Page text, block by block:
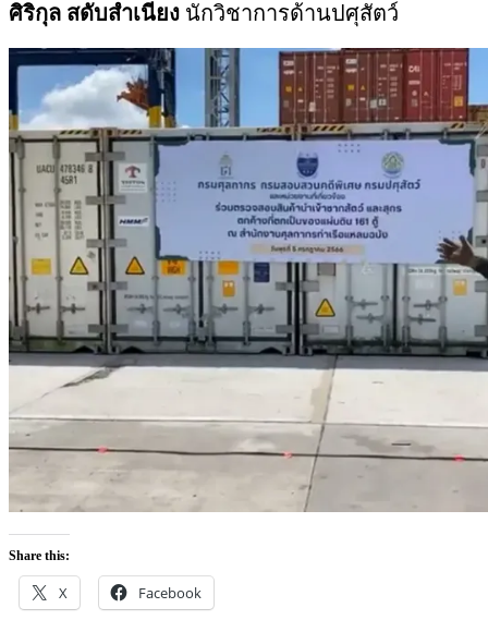
ศิริกุล สดับสำเนียง นักวิชาการด้านปศุสัตว์
Share this:
X Facebook